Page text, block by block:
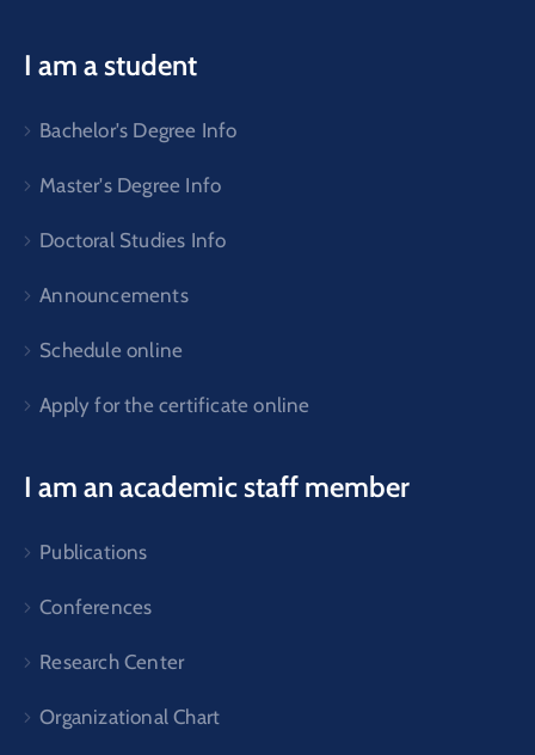
I am a student
Bachelor's Degree Info
Master's Degree Info
Doctoral Studies Info
Announcements
Schedule online
Apply for the certificate online
I am an academic staff member
Publications
Conferences
Research Center
Organizational Chart